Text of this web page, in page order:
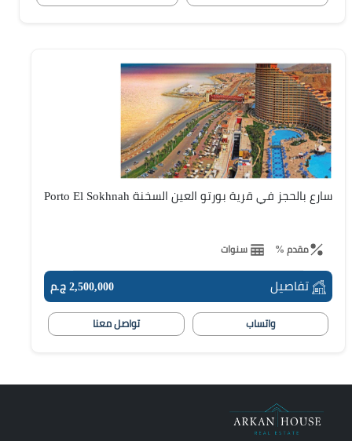
سارع بالحجز في قرية بورتو العين السخنة Porto El Sokhnah
مقدم % سنوات
تفاصيل 2,500,000 ج.م
واتساب تواصل معنا